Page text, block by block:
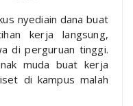
nyediain dana buat
kerja langsung,
di perguruan tinggi.
muda buat kerja
di kampus malah